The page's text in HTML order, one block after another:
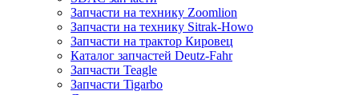
Запчасти на технику Zoomlion
Запчасти на технику Sitrak-Howo
Запчасти на трактор Кировец
Каталог запчастей Deutz-Fahr
Запчасти Teagle
Запчасти Tigarbo